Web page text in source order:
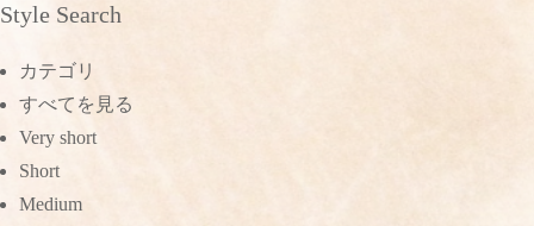
Style Search
カテゴリ
すべてを見る
Very short
Short
Medium